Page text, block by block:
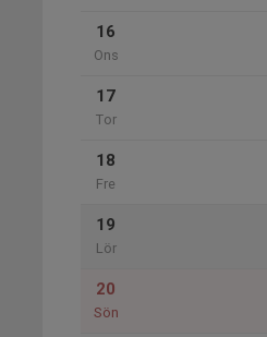
16
Ons
17
Tor
18
Fre
19
Lör
20
Sön